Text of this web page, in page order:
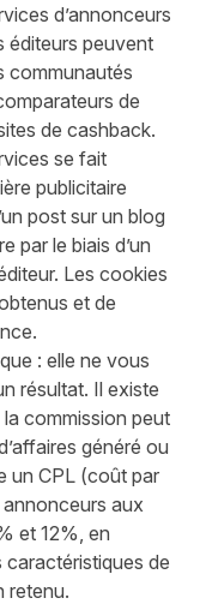
d’annonceurs
éditeurs peuvent
communautés
de
de cashback.
se fait
publicitaire
post sur un blog
par le biais d’un
Les cookies
et de
: elle ne vous
résultat. Il existe
commission peut
généré ou
un CPL (coût par
aux
et 12%, en
de
retenu.